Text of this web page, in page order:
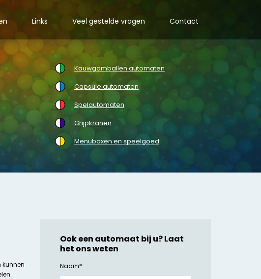
Links Veel gestelde vragen Contact
Kauwgomballen automaten
Capsule automaten
Spelautomaten
Grijpkranen
Menuboxen en speelgoed
kunnen
Ook een automaat bij u? Laat
het ons weten
Naam*